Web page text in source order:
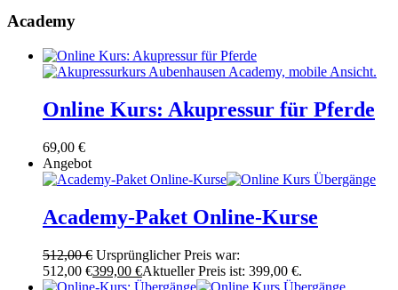
Academy
Online Kurs: Akupressur für Pferde
69,00 €
Angebot
Academy-Paket Online-Kurse
512,00€ Ursprünglicher Preis war:
512,00 €399,00 €Aktueller Preis ist: 399,00 €.